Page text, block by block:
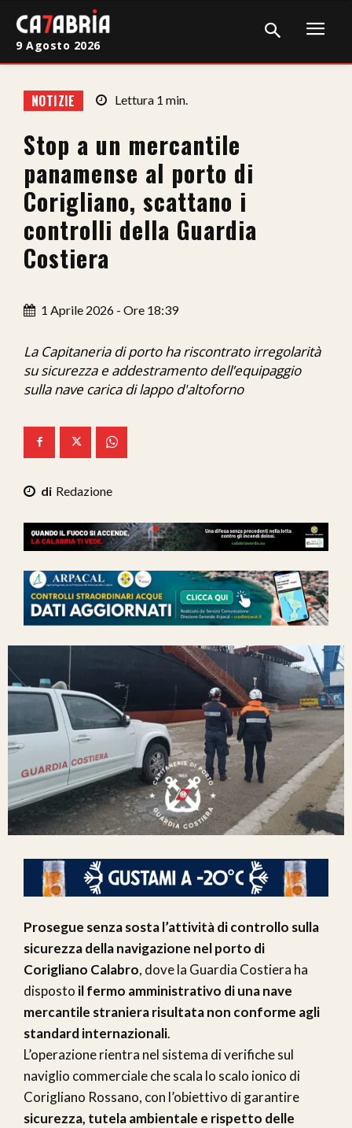
Cronaca
Giudiziaria
Politica
Sport
Attualità
Ita-Mondo
C7 Play
We Calabria
9 Agosto 2026
NOTIZIE Lettura 1 min.
Stop a un mercantile
panamense al porto di
Corigliano, scattano i
controlli della Guardia
Costiera
1 Aprile 2026 - Ore 18:39
La Capitaneria di porto ha riscontrato irregolarità
su sicurezza e addestramento dell’equipaggio
sulla nave carica di lappo d'altoforno
Redazione
Prosegue senza sosta l’attività di controllo sulla
sicurezza della navigazione nel porto di
Corigliano Calabro, dove la Guardia Costiera ha
disposto il fermo amministrativo di una nave
mercantile straniera risultata non conforme agli
standard internazionali.
L’operazione rientra nel sistema di verifiche sul
naviglio commerciale che scala lo scalo ionico di
Corigliano Rossano, con l’obiettivo di garantire
sicurezza, tutela ambientale e rispetto delle